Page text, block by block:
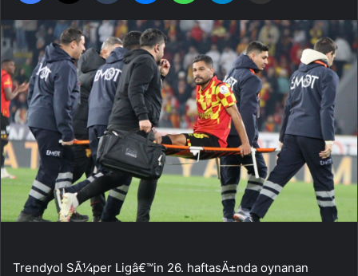
Trendyol SÃ¼per Ligâ€™in 26. haftasÄ±nda oynanan